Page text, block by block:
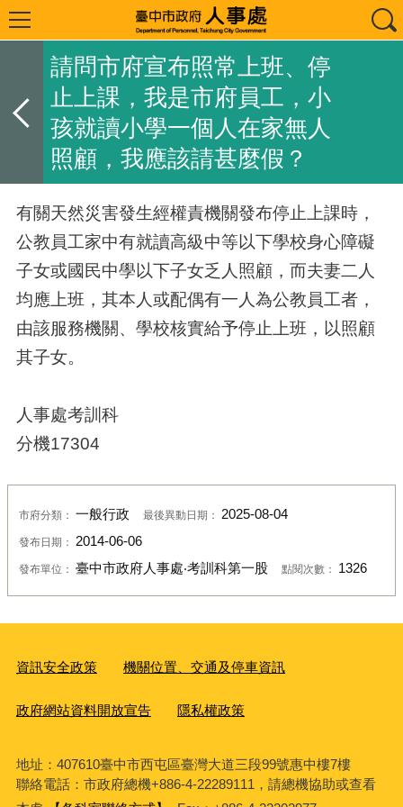
請問市府宣布照常上班、停
止上課，我是市府員工，小
孩就讀小學一個人在家無人
照顧，我應該請甚麼假？
有關天然災害發生經權責機關發布停止上課時，
公教員工家中有就讀高級中等以下學校身心障礙
子女或國民中學以下子女乏人照顧，而夫妻二人
均應上班，其本人或配偶有一人為公教員工者，
由該服務機關、學校核實給予停止上班，以照顧
其子女。
人事處考訓科
分機17304
市府分類： 一般行政 最後異動日期： 2025-08-04
發布日期： 2014-06-06
發布單位： 臺中市政府人事處‧考訓科第一股 點閱次數： 1326
資訊安全政策 機關位置、交通及停車資訊
政府網站資料開放宣告 隱私權政策
地址：407610臺中市西屯區臺灣大道三段99號惠中樓7樓
聯絡電話：市政府總機+886-4-22289111，請總機協助或查看